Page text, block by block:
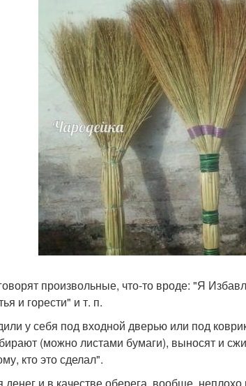
произвольные, что-то вроде: "Я
и горести" и т. п.
у себя под входной дверью или под
(можно листами бумаги), выносят и
кто это сделал".